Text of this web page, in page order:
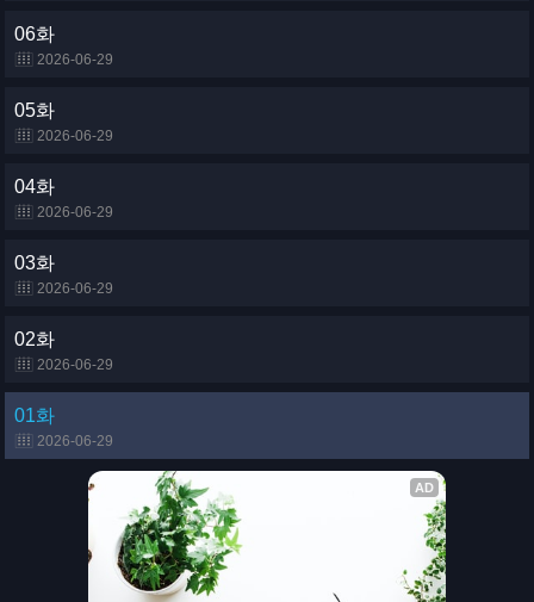
06화
2026-06-29
05화
2026-06-29
04화
2026-06-29
03화
2026-06-29
02화
2026-06-29
01화
2026-06-29